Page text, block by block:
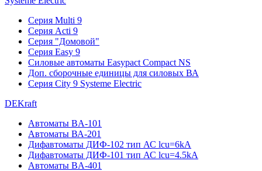
Серия Multi 9
Серия Acti 9
Серия "Домовой"
Серия Easy 9
Силовые автоматы Easypact Compact NS
Доп. сборочные единицы для силовых ВА
Серия City 9 Systeme Electric
DEKraft
Автоматы BA-101
Автоматы ВА-201
Дифавтоматы ДИФ-102 тип АС lcu=6kA
Дифавтоматы ДИФ-101 тип АС lcu=4.5kA
Автоматы BA-401